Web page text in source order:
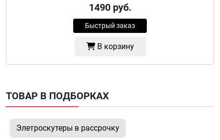
1490руб.
Быстрый заказ
В корзину
ТОВАР В ПОДБОРКАХ
Элетроскутеры в рассрочку